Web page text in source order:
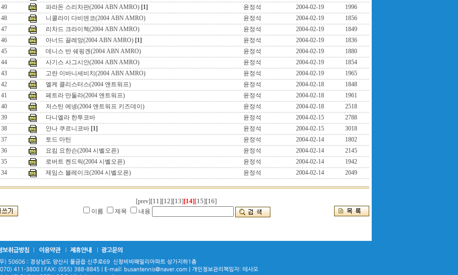
49
파라돈 스리차판(2004 ABN AMRO) [1] 윤정석 2004-02-19
1996
48
니콜라이 다비덴코(2004 ABN AMRO) 윤정석 2004-02-19
1856
47 리차드 크라이첵(2004 ABN AMRO) 윤정석 2004-02-19
1849
46
아너드 끌레망(2004 ABN AMRO) [1] 윤정석 2004-02-19
1836
45
데니스 반 쉐핑겐(2004 ABN AMRO) 윤정석 2004-02-19
1880
44
사기스 사그시안(2004 ABN AMRO) 윤정석 2004-02-19
1854
43
고란 이바니세비치(2004 ABN AMRO) 윤정석 2004-02-19
1965
42
엘케 클리스터스(2004 앤트워프) 윤정석 2004-02-18
1848
41
페트라 만둘라(2004 앤트워프) 윤정석 2004-02-18
1961
40
저스틴 에넹(2004 앤트워프 키즈데이) 윤정석 2004-02-18
2518
39
다니엘라 한투코바 윤정석 2004-02-15
2788
38
안나 쿠르니코바 [1] 윤정석 2004-02-15
3018
37
토드 마틴 윤정석 2004-02-14
1802
36
요킴 요한슨(2004 시벨오픈) 윤정석 2004-02-14
2145
35
로버트 켄드릭(2004 시벨오픈) 윤정석 2004-02-14
1942
34
제임스 블레이크(2004 시벨오픈) 윤정석 2004-02-14 2049
[prev] [11][12][13][14][15][16]
이름 제목 내용